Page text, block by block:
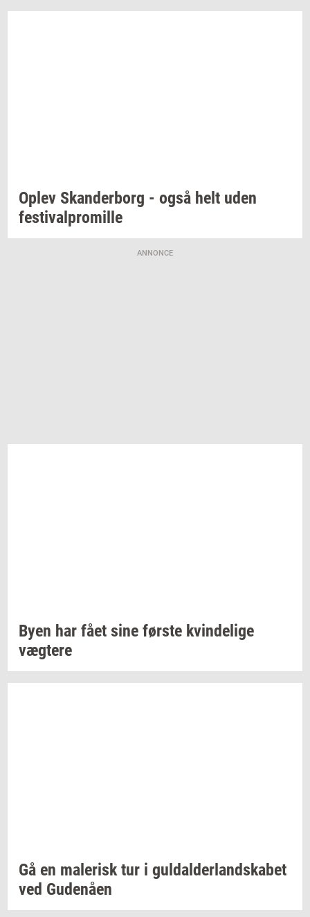
Oplev Skan­der­borg - også helt uden
festi­val­pro­mil­le
ANNONCE
Byen har fået sine før­ste kvin­de­li­ge
væg­te­re
Gå en ma­le­risk tur i gul­dal­der­land­ska­bet
ved Gu­denå­en